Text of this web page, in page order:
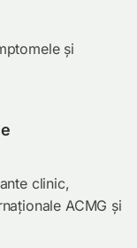
și
clinic,
ACMG și